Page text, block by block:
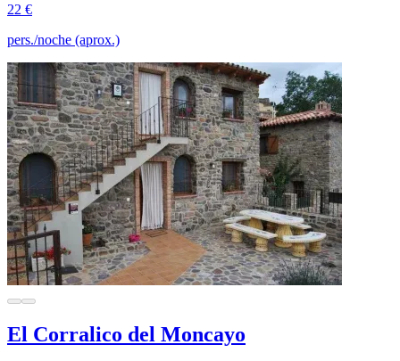
22 €
pers./noche (aprox.)
El Corralico del Moncayo